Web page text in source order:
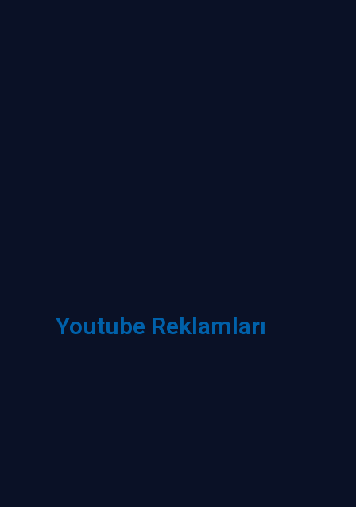
Youtube Reklamları